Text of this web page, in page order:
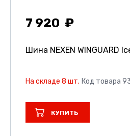
7 920
Шина NEXEN WINGUARD
На складе 8 шт. Код товара
КУПИТЬ